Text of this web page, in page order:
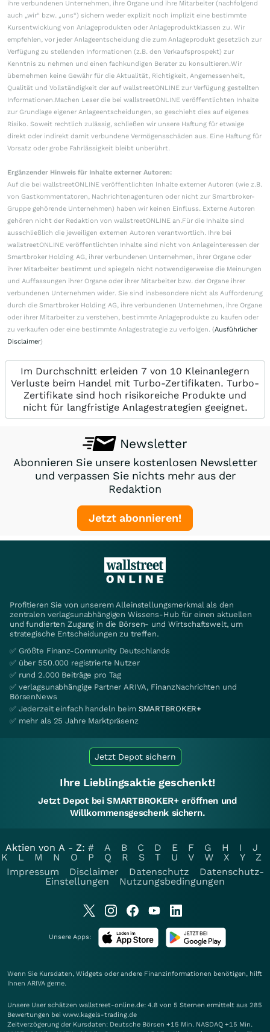
ihre verbundenen Unternehmen, ihre Organe und ihre Mitarbeiter (nachfolgend
auch „wir“ bzw. „uns“) sichern weder explizit noch implizit eine bestimmte
Kursentwicklung von Anlageprodukten oder Anlageproduktklassen zu. Wir
empfehlen, vor jeder Anlageentscheidung die zum Anlageprodukt gesetzlich zur
Verfügung zu stellenden Informationen (z.B. den Verkaufsprospekt) zur
Kenntnis zu nehmen und einen fachkundigen Berater zu konsultieren.Wir
übernehmen keine Gewähr für die Aktualität, Richtigkeit, Angemessenheit,
Qualität und Vollständigkeit der auf wallstreetONLINE zur Verfügung gestellten
Informationen.Machen Leser die bei wallstreetONLINE veröffentlichten Inhalte
zur Grundlage eigener Anlageentscheidungen, so geschieht dies auf eigenes
Risiko. Soweit rechtlich zulässig, schließen wir unsere Haftung für etwaige
direkt oder indirekt damit verbundene Vermögensschäden aus. Eine Haftung für
Vorsatz oder grobe Fahrlässigkeit bleibt unberührt.
Ergänzender Hinweis für Inhalte externer Autoren:
Auf die bei wallstreetONLINE veröffentlichten Inhalte externer Autoren (wie z.B.
von Gastkommentatoren, Nachrichtenagenturen oder nicht zur Smartbroker-
Gruppe gehörende Unternehmen) haben wir keinen Einfluss. Externe Autoren
gehören nicht der Redaktion von wallstreetONLINE an.Für die Inhalte sind
ausschließlich die jeweiligen externen Autoren verantwortlich. Ihre bei
wallstreetONLINE veröffentlichten Inhalte sind nicht von Anlageinteressen der
Smartbroker Holding AG, ihrer verbundenen Unternehmen, ihrer Organe oder
ihrer Mitarbeiter bestimmt und spiegeln nicht notwendigerweise die Meinungen
und Auffassungen ihrer Organe oder ihrer Mitarbeiter bzw. der Organe ihrer
verbundenen Unternehmen wider. Sie sind insbesondere nicht als Aufforderung
durch die Smartbroker Holding AG, ihre verbundenen Unternehmen, ihre Organe
oder ihrer Mitarbeiter zu verstehen, bestimmte Anlageprodukte zu kaufen oder
zu verkaufen oder eine bestimmte Anlagestrategie zu verfolgen. (Ausführlicher
Disclaimer)
Im Durchschnitt erleiden 7 von 10 Kleinanlegern
Verluste beim Handel mit Turbo-Zertifikaten. Turbo-
Zertifikate sind hoch risikoreiche Produkte und
nicht für langfristige Anlagestrategien geeignet.
Newsletter
Abonnieren Sie unsere kostenlosen Newsletter
und verpassen Sie nichts mehr aus der
Redaktion
Jetzt abonnieren!
Profitieren Sie von unserem Alleinstellungsmerkmal als den
zentralen verlagsunabhängigen Wissens-Hub für einen aktuellen
und fundierten Zugang in die Börsen- und Wirtschaftswelt, um
strategische Entscheidungen zu treffen.
✅ Größte Finanz-Community Deutschlands
✅ über 550.000 registrierte Nutzer
✅ rund 2.000 Beiträge pro Tag
✅ verlagsunabhängige Partner ARIVA, FinanzNachrichten und
BörsenNews
✅ Jederzeit einfach handeln beim SMARTBROKER+
✅ mehr als 25 Jahre Marktpräsenz
Jetzt Depot sichern
Ihre Lieblingsaktie geschenkt!
Jetzt Depot bei SMARTBROKER+ eröffnen und
Willkommensgeschenk sichern.
Aktien von A - Z: # A B C D E F G H I
J
K
L M N O P Q R S T U V W X Y
Z
Impressum
Disclaimer Datenschutz
Datenschutz-
Einstellungen
Nutzungsbedingungen
Unsere Apps:
Wenn Sie Kursdaten, Widgets oder andere Finanzinformationen benötigen, hilft
Ihnen ARIVA gerne.
Unsere User schätzen wallstreet-online.de: 4.8 von 5 Sternen ermittelt aus 285
Bewertungen bei www.kagels-trading.de
Zeitverzögerung der Kursdaten: Deutsche Börsen +15 Min. NASDAQ +15 Min.